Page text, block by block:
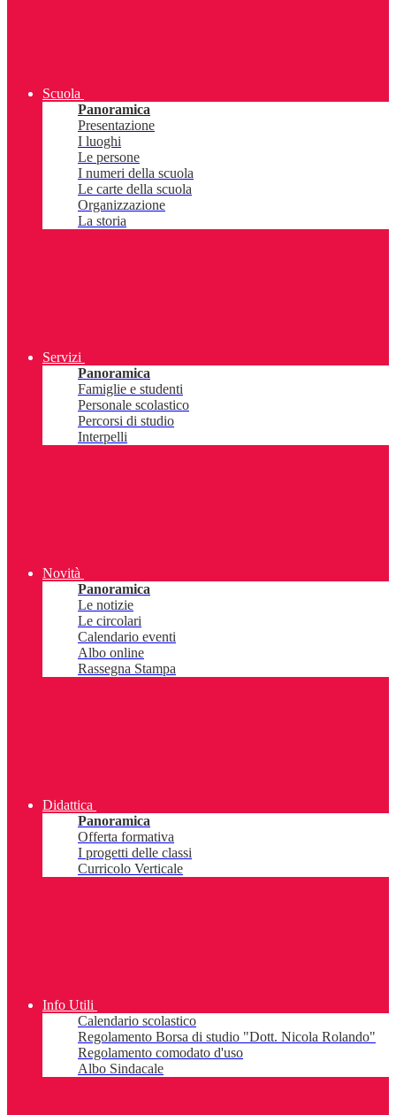
Scuola
Panoramica
Presentazione
I luoghi
Le persone
I numeri della scuola
Le carte della scuola
Organizzazione
La storia
Servizi
Panoramica
Famiglie e studenti
Personale scolastico
Percorsi di studio
Interpelli
Novità
Panoramica
Le notizie
Le circolari
Calendario eventi
Albo online
Rassegna Stampa
Didattica
Panoramica
Offerta formativa
I progetti delle classi
Curricolo Verticale
Info Utili
Calendario scolastico
Regolamento Borsa di studio "Dott. Nicola Rolando"
Regolamento comodato d'uso
Albo Sindacale